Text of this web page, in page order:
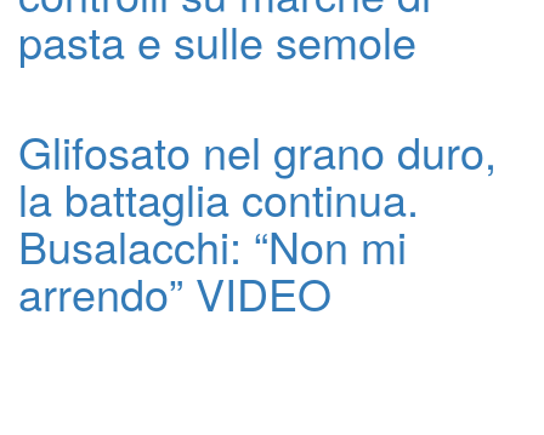
pasta e sulle semole
Glifosato nel grano duro,
la battaglia continua.
Busalacchi: “Non mi
arrendo” VIDEO